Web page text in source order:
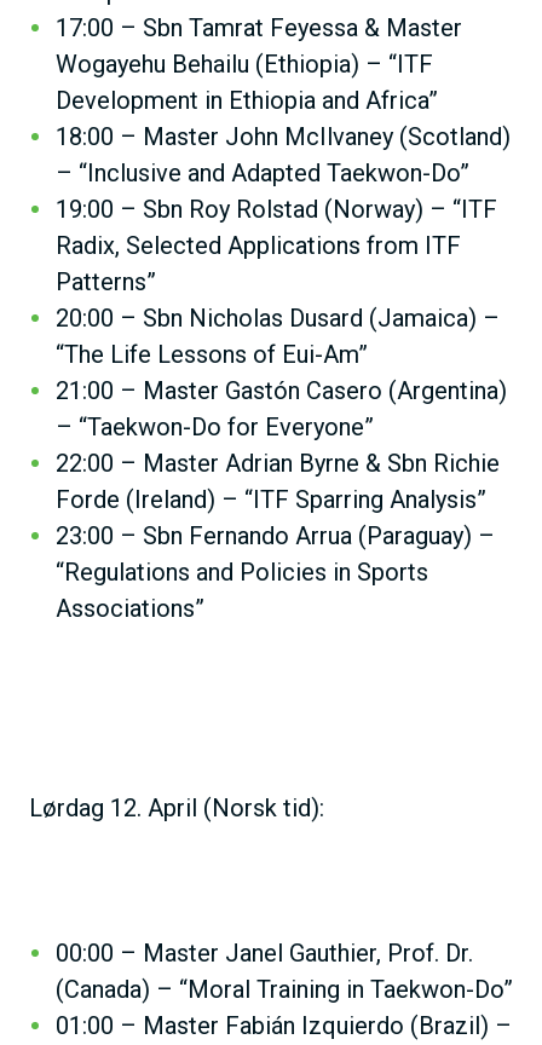
17:00 – Sbn Tamrat Feyessa & Master
Wogayehu Behailu (Ethiopia) – “ITF
Development in Ethiopia and Africa”
18:00 – Master John McIlvaney (Scotland)
– “Inclusive and Adapted Taekwon-Do”
19:00 – Sbn Roy Rolstad (Norway) – “ITF
Radix, Selected Applications from ITF
Patterns”
20:00 – Sbn Nicholas Dusard (Jamaica) –
“The Life Lessons of Eui-Am”
21:00 – Master Gastón Casero (Argentina)
– “Taekwon-Do for Everyone”
22:00 – Master Adrian Byrne & Sbn Richie
Forde (Ireland) – “ITF Sparring Analysis”
23:00 – Sbn Fernando Arrua (Paraguay) –
“Regulations and Policies in Sports
Associations”
Lørdag 12. April (Norsk tid):
00:00 – Master Janel Gauthier, Prof. Dr.
(Canada) – “Moral Training in Taekwon-Do”
01:00 – Master Fabián Izquierdo (Brazil) –